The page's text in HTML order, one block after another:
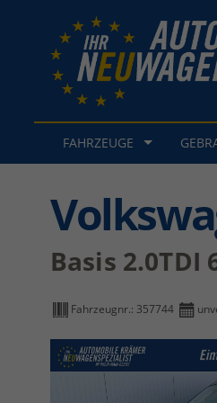
FAHRZEUGE
Basis 2.0TDI
Fahrzeugnr.: 357744